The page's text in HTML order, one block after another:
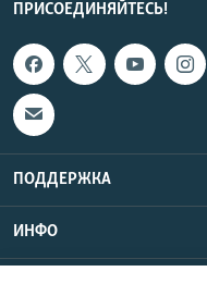
ПРИСОЕДИНЯЙТЕСЬ!
ПОДДЕРЖКА
ИНФО